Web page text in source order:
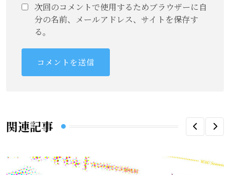
次回のコメントで使用するためブラウザーに自
分の名前、メールアドレス、サイトを保存す
る。
関連記事